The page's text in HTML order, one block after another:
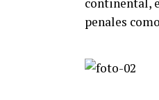
penales